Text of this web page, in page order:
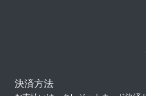
決済方法